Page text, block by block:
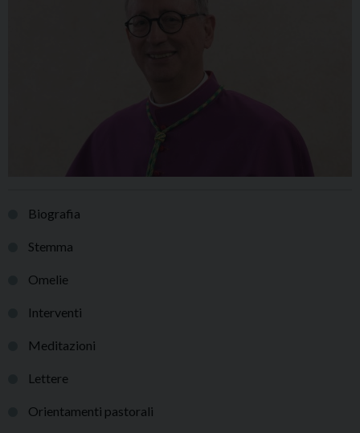
Biografia
Stemma
Omelie
Interventi
Meditazioni
Lettere
Orientamenti pastorali